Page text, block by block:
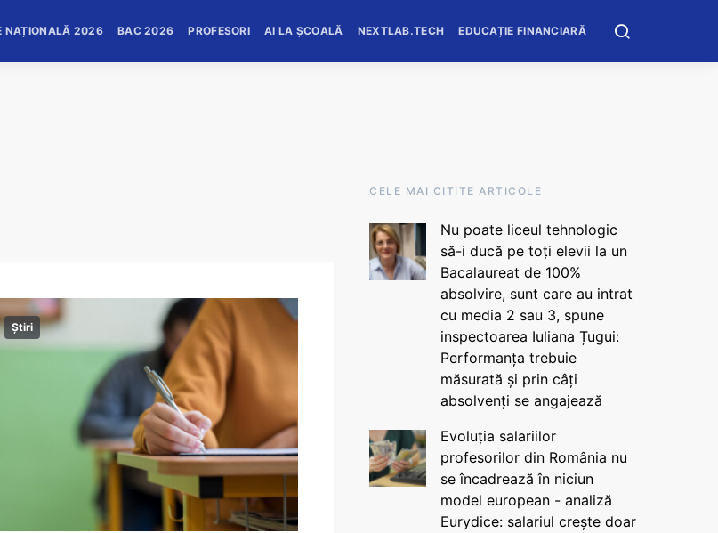
NAȚIONALĂ 2026 BAC 2026 PROFESORI AI LA ȘCOALĂ NEXTLAB.TECH EDUCAȚIE FINANCIARĂ
Știri
CELE MAI CITITE ARTICOLE
Nu poate liceul tehnologic
să-i ducă pe toți elevii la un
Bacalaureat de 100%
absolvire, sunt care au intrat
cu media 2 sau 3, spune
inspectoarea Iuliana Țugui:
Performanța trebuie
măsurată și prin câți
absolvenți se angajează
Evoluția salariilor
profesorilor din România nu
se încadrează în niciun
model european - analiză
Eurydice: salariul crește doar